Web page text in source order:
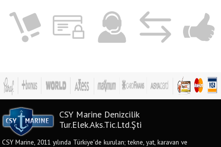
CSY Marine Denizcilik
Tur.Elek.Aks.Tic.Ltd.Şti
CSY Marine, 2011 yılında Türkiye'de kurulan; tekne, yat, karavan ve